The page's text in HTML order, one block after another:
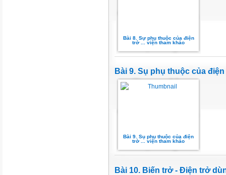
Bài 8. Sự phụ thuộc của điện
trở ... viện tham khảo
Bài 9. Sụ phụ thuộc của
Bài 9. Sụ phụ thuộc của điện
trở ... viện tham khảo
Bài 10. Biến trở - Điện trở